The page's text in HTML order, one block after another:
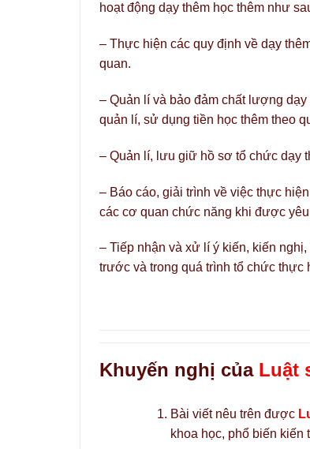
hoạt động dạy thêm học thêm như
– Thực hiện các quy định về dạy
quan.
– Quản lí và bảo đảm chất lượng
quản lí, sử dụng tiền học thêm theo
– Quản lí, lưu giữ hồ sơ tổ chức dạy
– Báo cáo, giải trình về việc thực
các cơ quan chức năng khi được yêu
– Tiếp nhận và xử lí ý kiến, kiến
trước và trong quá trình tổ chức thực
Khuyến nghị của Luật
Bài viết nêu trên được
khoa học, phổ biến kiến